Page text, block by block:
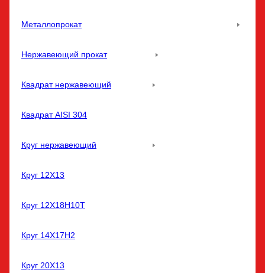
Металлопрокат
Нержавеющий прокат
Квадрат нержавеющий
Квадрат AISI 304
Круг нержавеющий
Круг 12Х13
Круг 12Х18Н10Т
Круг 14Х17Н2
Круг 20Х13